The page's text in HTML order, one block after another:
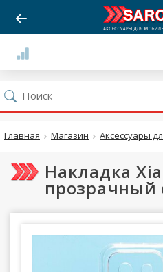
Главная Магазин Аксессуары
Накладка
прозрачный